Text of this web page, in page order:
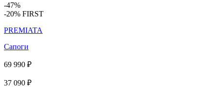
-47%
-20% FIRST
PREMIATA
Сапоги
69 990 ₽
37 090 ₽